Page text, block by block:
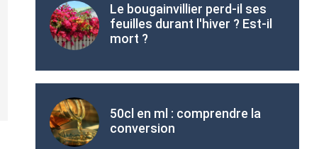
Le bougainvillier perd-il ses
feuilles durant l'hiver ? Est-il
mort ?
50cl en ml : comprendre la
conversion